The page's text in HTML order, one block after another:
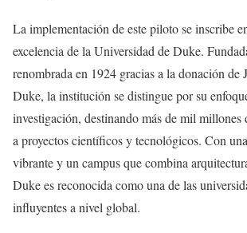
La implementación de este piloto se inscribe
excelencia de la Universidad de Duke.
renombrada en 1924 gracias a la donación de
Duke, la institución se distingue por su
investigación, destinando más de mil millones
a proyectos científicos y tecnológicos. Con
vibrante y un campus que combina
Duke es reconocida como una de las
influyentes a nivel global.